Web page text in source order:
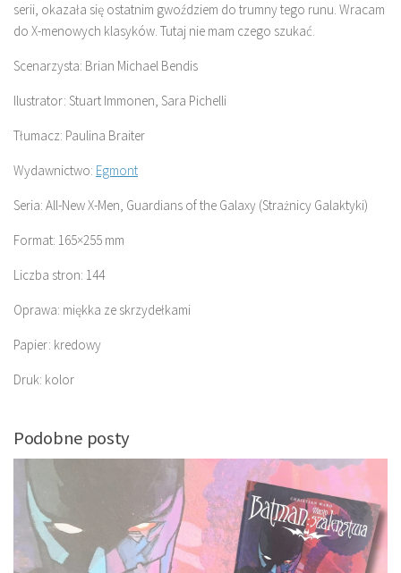
serii, okazała się ostatnim gwoździem do trumny tego runu. Wracam
do X-menowych klasyków. Tutaj nie mam czego szukać.
Scenarzysta: Brian Michael Bendis
Ilustrator: Stuart Immonen, Sara Pichelli
Tłumacz: Paulina Braiter
Wydawnictwo: Egmont
Seria: All-New X-Men, Guardians of the Galaxy (Strażnicy Galaktyki)
Format: 165×255 mm
Liczba stron: 144
Oprawa: miękka ze skrzydełkami
Papier: kredowy
Druk: kolor
Podobne posty